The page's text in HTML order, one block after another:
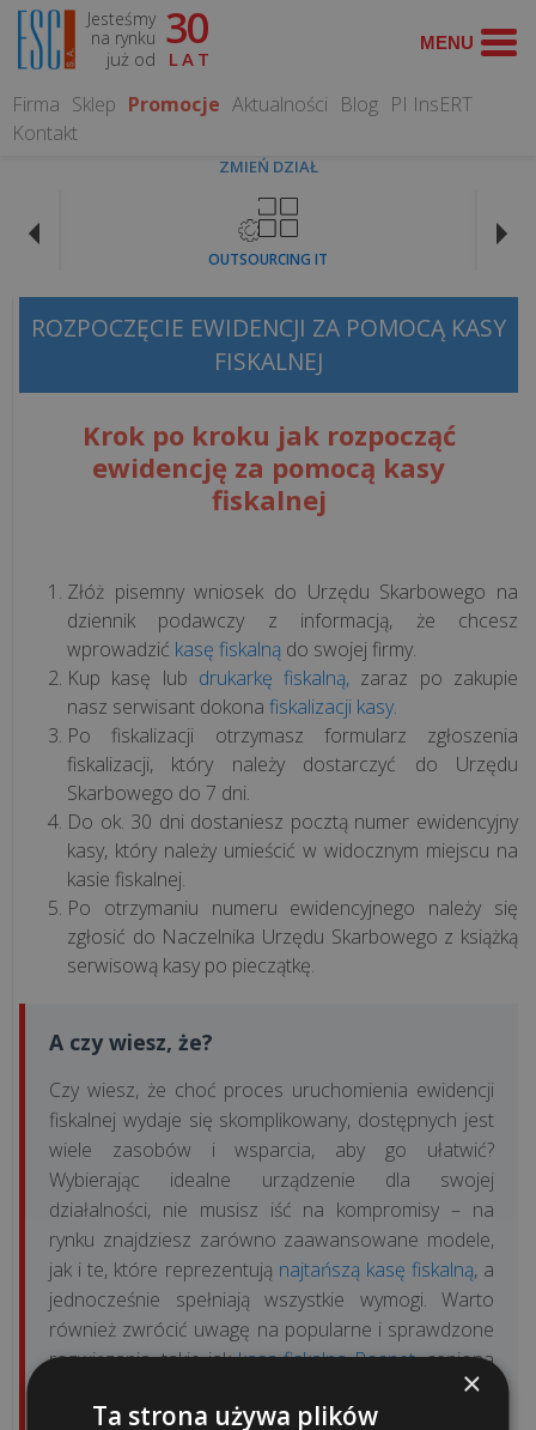
Jesteśmy
na rynku
już od
30
LAT
Firma Sklep Promocje Aktualności Blog PI InsERT
Kontakt
ZMIEŃ DZIAŁ
OUTSOURCING IT
WYSZUKAJ
fiskalne
ONLINE
Drukarki
sprzętowa
Kasoterminale
Terminal
płatniczy
Wagi
elektroniczne
Terminale
Urządzenia
NOVITUS
Urządzenia
POSNET
Urządzenia
ELZAB
Urządzenia
INNOVA
Urządzenia
ROZPOCZĘCIE EWIDENCJI ZA POMOCĄ KASY
FISKALNEJ
Krok po kroku jak rozpocząć
ewidencję za pomocą kasy
fiskalnej
Złóż pisemny wniosek do Urzędu Skarbowego na
dziennik podawczy z informacją, że chcesz
wprowadzić kasę fiskalną do swojej firmy.
Kup kasę lub drukarkę fiskalną, zaraz po zakupie
nasz serwisant dokona fiskalizacji kasy.
Po fiskalizacji otrzymasz formularz zgłoszenia
fiskalizacji, który należy dostarczyć do Urzędu
Skarbowego do 7 dni.
Do ok. 30 dni dostaniesz pocztą numer ewidencyjny
kasy, który należy umieścić w widocznym miejscu na
kasie fiskalnej.
Po otrzymaniu numeru ewidencyjnego należy się
zgłosić do Naczelnika Urzędu Skarbowego z książką
serwisową kasy po pieczątkę.
A czy wiesz, że?
Czy wiesz, że choć proces uruchomienia ewidencji
fiskalnej wydaje się skomplikowany, dostępnych jest
wiele zasobów i wsparcia, aby go ułatwić?
Wybierając idealne urządzenie dla swojej
działalności, nie musisz iść na kompromisy – na
rynku znajdziesz zarówno zaawansowane modele,
jak i te, które reprezentują najtańszą kasę fiskalną, a
jednocześnie spełniają wszystkie wymogi. Warto
również zwrócić uwagę na popularne i sprawdzone
rozwiązania, takie jakkasa fiskalna Posnet, ceniona
za niezawodność i intuicyjną obsługę. Pamiętaj też,
że po zakupie i fiskalizacji, kluczowe jest zapewnienie
×
Ta strona używa plików